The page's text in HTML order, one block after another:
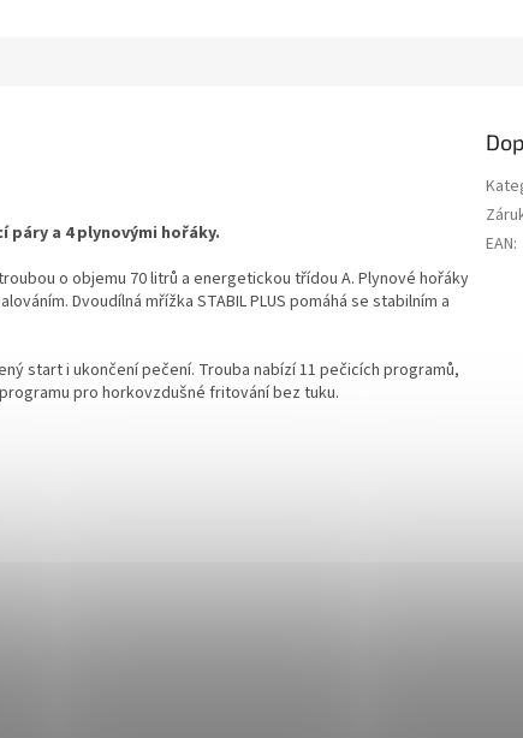
M
A
a 4 plynovými hořáky.
o objemu 70 litrů a energetickou třídou A. Plynové hořáky
Dvoudílná mřížka STABIL PLUS pomáhá se stabilním a
start i ukončení pečení. Trouba nabízí 11 pečicích programů,
pro horkovzdušné fritování bez tuku.
EAN: